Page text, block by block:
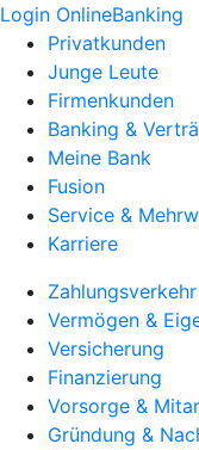
Login OnlineBanking
Privatkunden
Junge Leute
Firmenkunden
Banking &
Meine Bank
Fusion
Service &
Karriere
Zahlungsverkehr
Vermögen &
Versicherung
Finanzierung
Vorsorge &
Gründung &